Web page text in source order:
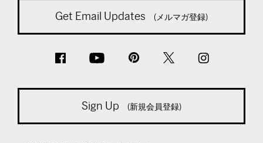
Get Email Updates (メルマガ登録)
Sign Up (新規会員登録)